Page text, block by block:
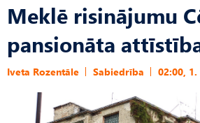
Meklē risinājumu
pansionāta
Iveta Rozentāle Sabiedrība 02:00, 1.